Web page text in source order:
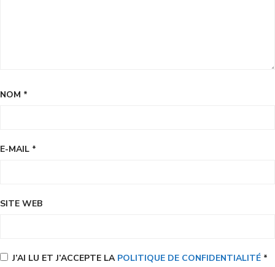
NOM *
E-MAIL *
SITE WEB
J’AI LU ET J’ACCEPTE LA POLITIQUE DE CONFIDENTIALITÉ *